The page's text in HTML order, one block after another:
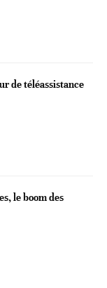
de téléassistance
le boom des